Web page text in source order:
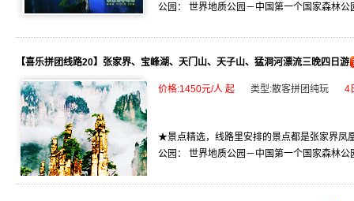
公园： 世界地质公园－中国第一个国家森林
【喜乐拼团线路20】张家界、宝峰湖、天门山、天子山、猛洞河漂流三晚四日游
价格:1450元/人 起 类型:散客拼团纯玩 4
★景点精选，线路里安排的景点都是张家界凤
公园： 世界地质公园－中国第一个国家森林